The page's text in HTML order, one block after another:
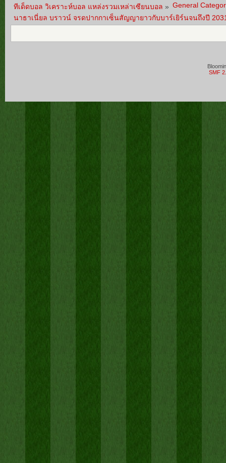
ทีเด็ดบอล วิเคราะห์บอล แหล่งรวมเหล่าเซียนบอล » General
นาธาเนี่ยล บราวน์ จรดปากกาเซ็นสัญญายาวกับบาร์เยิร์นจนถึงปี
SMF